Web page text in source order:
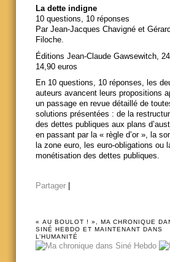
La dette indigne
10 questions, 10 réponses
Par Jean-Jacques Chavigné et Gérard
Filoche.
Éditions Jean-Claude Gawsewitch,
14,90 euros
En 10 questions, 10 réponses, les
auteurs avancent leurs propositions
un passage en revue détaillé de
solutions présentées : de la
des dettes publiques aux plans
en passant par la « règle d’or », la
la zone euro, les euro-obligations ou
monétisation des dettes publiques.
Partager
« AU BOULOT ! », MA CHRONIQUE
SINÉ HEBDO ET MAINTENANT DANS
L’HUMANITÉ